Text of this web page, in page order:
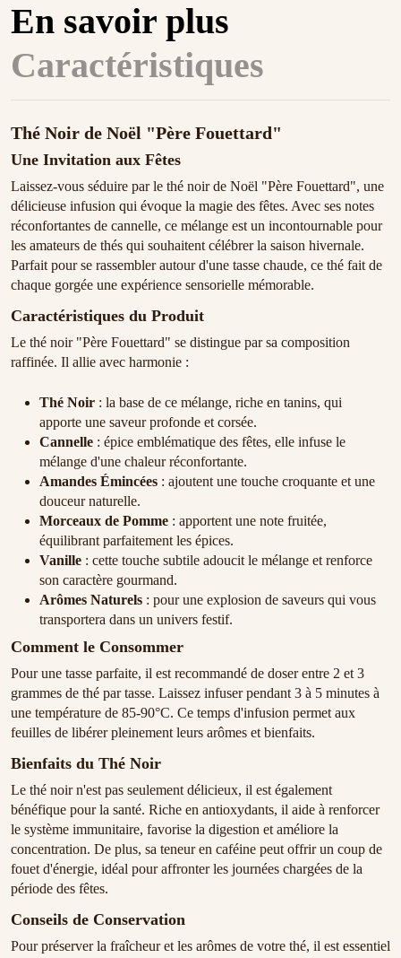
En savoir plus
Caractéristiques
Thé Noir de Noël "Père Fouettard"
Une Invitation aux Fêtes
Laissez-vous séduire par le thé noir de Noël "Père Fouettard", une
délicieuse infusion qui évoque la magie des fêtes. Avec ses notes
réconfortantes de cannelle, ce mélange est un incontournable pour
les amateurs de thés qui souhaitent célébrer la saison hivernale.
Parfait pour se rassembler autour d'une tasse chaude, ce thé fait de
chaque gorgée une expérience sensorielle mémorable.
Caractéristiques du Produit
Le thé noir "Père Fouettard" se distingue par sa composition
raffinée. Il allie avec harmonie :
Thé Noir : la base de ce mélange, riche en tanins, qui
apporte une saveur profonde et corsée.
Cannelle : épice emblématique des fêtes, elle infuse le
mélange d'une chaleur réconfortante.
Amandes Émincées : ajoutent une touche croquante et une
douceur naturelle.
Morceaux de Pomme : apportent une note fruitée,
équilibrant parfaitement les épices.
Vanille : cette touche subtile adoucit le mélange et renforce
son caractère gourmand.
Arômes Naturels : pour une explosion de saveurs qui vous
transportera dans un univers festif.
Comment le Consommer
Pour une tasse parfaite, il est recommandé de doser entre 2 et 3
grammes de thé par tasse. Laissez infuser pendant 3 à 5 minutes à
une température de 85-90°C. Ce temps d'infusion permet aux
feuilles de libérer pleinement leurs arômes et bienfaits.
Bienfaits du Thé Noir
Le thé noir n'est pas seulement délicieux, il est également
bénéfique pour la santé. Riche en antioxydants, il aide à renforcer
le système immunitaire, favorise la digestion et améliore la
concentration. De plus, sa teneur en caféine peut offrir un coup de
fouet d'énergie, idéal pour affronter les journées chargées de la
période des fêtes.
Conseils de Conservation
Pour préserver la fraîcheur et les arômes de votre thé, il est essentiel